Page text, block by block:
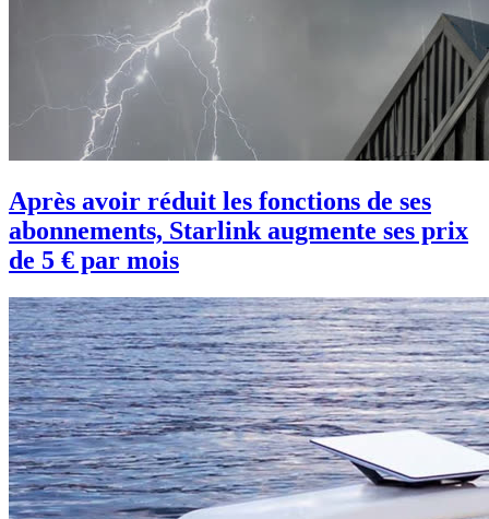
Après avoir réduit les fonctions de ses
abonnements, Starlink augmente ses prix
de 5 € par mois